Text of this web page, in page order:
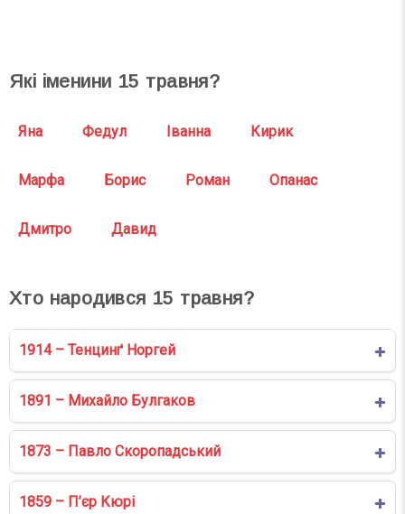
Які іменини 15 травня?
Яна Федул Іванна Кирик
Марфа Борис Роман Опанас
Дмитро Давид
Хто народився 15 травня?
1914 – Тенцинґ Норгей
1891 – Михайло Булгаков
1873 – Павло Скоропадський
1859 – П’єр Кюрі